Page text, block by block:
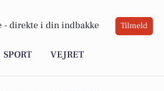
- direkte i din indbakke Tilmeld
SPORT VEJRET